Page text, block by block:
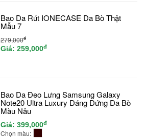
Bao Da Rút IONECASE Da Bò Thật
Mẫu 7
279,000đ
Giá: 259,000đ
Bao Da Đeo Lưng Samsung Galaxy
Note20 Ultra Luxury Dáng Đứng Da Bò
Màu Nâu
Giá: 399,000đ
Chọn màu: